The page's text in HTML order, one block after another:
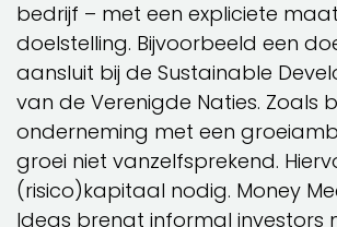
bedrijf – met een expliciete
doelstelling. Bijvoorbeeld een
aansluit bij de Sustainable
van de Verenigde Naties. Zoals
onderneming met een
groei niet vanzelfsprekend.
(risico)kapitaal nodig. Money
Ideas brengt informal investors